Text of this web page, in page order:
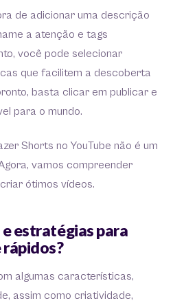
de adicionar uma descrição
a atenção e tags
você pode selecionar
que facilitem a descoberta
basta clicar em publicar e
para o mundo.
Shorts no YouTube não é um
vamos compreender
ótimos vídeos.
estratégias para
algumas características,
assim como criatividade,